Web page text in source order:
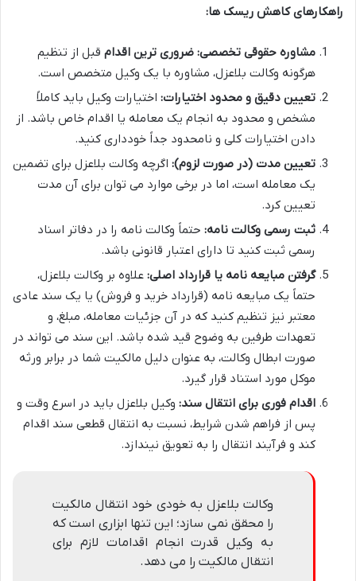
راهکارهای کاهش ریسک ها:
مشاوره حقوقی تخصصی: ضروری ترین اقدام قبل از تنظیم
هرگونه وکالت بلاعزل، مشاوره با یک وکیل متخصص است.
تعیین دقیق و محدود اختیارات: اختیارات وکیل باید کاملاً
مشخص و محدود به انجام یک معامله یا اقدام خاص باشد. از
دادن اختیارات کلی و نامحدود جداً خودداری کنید.
تعیین مدت (در صورت لزوم): اگرچه وکالت بلاعزل برای تضمین
یک معامله است، اما در برخی موارد می توان برای آن مدت
تعیین کرد.
ثبت رسمی وکالت نامه: حتماً وکالت نامه را در دفاتر اسناد
رسمی ثبت کنید تا دارای اعتبار قانونی باشد.
گرفتن مبایعه نامه یا قرارداد اصلی: علاوه بر وکالت بلاعزل،
حتماً یک مبایعه نامه (قرارداد خرید و فروش) یا یک سند عادی
معتبر نیز تنظیم کنید که در آن جزئیات معامله، مبلغ، و
تعهدات طرفین به وضوح قید شده باشد. این سند می تواند در
صورت ابطال وکالت، به عنوان دلیل مالکیت شما در برابر ورثه
موکل مورد استناد قرار گیرد.
اقدام فوری برای انتقال سند: وکیل بلاعزل باید در اسرع وقت و
پس از فراهم شدن شرایط، نسبت به انتقال قطعی سند اقدام
کند و فرآیند انتقال را به تعویق نیندازد.
وکالت بلاعزل به خودی خود انتقال مالکیت
را محقق نمی سازد؛ این تنها ابزاری است که
به وکیل قدرت انجام اقدامات لازم برای
انتقال مالکیت را می دهد.